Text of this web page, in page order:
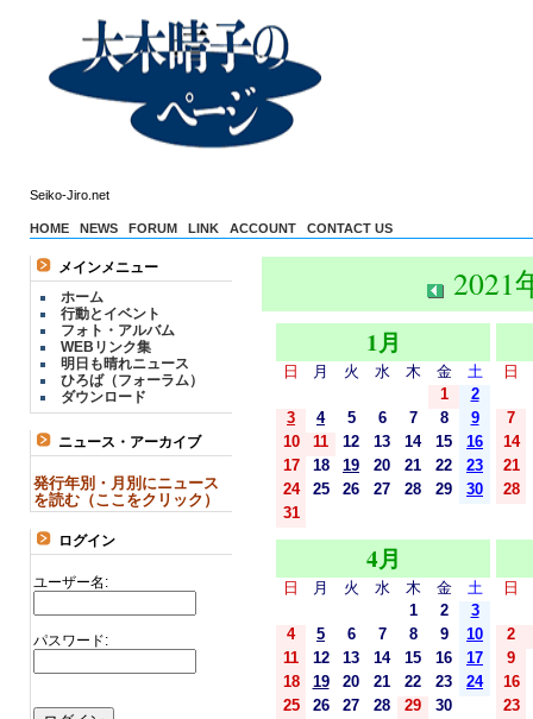
Seiko-Jiro.net
HOME NEWS FORUM LINK ACCOUNT CONTACT US
メインメニュー
ホーム
行動とイベント
フォト・アルバム
WEBリンク集
明日も晴れニュース
ひろば（フォーラム）
ダウンロード
ニュース・アーカイブ
発行年別・月別にニュース
を読む（ここをクリック）
ログイン
ユーザー名:
パスワード:
2021
1月
日 月 火 水 木 金
土
1
2
3
4 5 6 7 8
9
10
11 12 13 14 15
16
17
18 19 20 21 22
23
24
25 26 27 28 29
30
31
日
7
14
21
28
4月
日 月 火 水 木 金
土
1
2
3
4
5 6 7 8 9
10
11
12 13 14 15 16
17
18
19 20 21 22 23
24
25
26 27 28 29 30
日
2
9
16
23